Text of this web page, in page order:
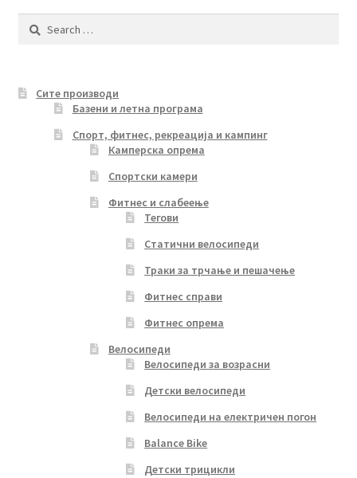
options
product
Search
Сите производи
Базени и летна програма
Спорт, фитнес, рекреација и кампинг
Камперска опрема
Спортски камери
Фитнес и слабеење
Тегови
Статични велосипеди
Траки за трчање и пешачење
Фитнес справи
Фитнес опрема
Велосипеди
Велосипеди за возрасни
Детски велосипеди
Велосипеди на електричен погон
Balance Bike
Детски трицикли